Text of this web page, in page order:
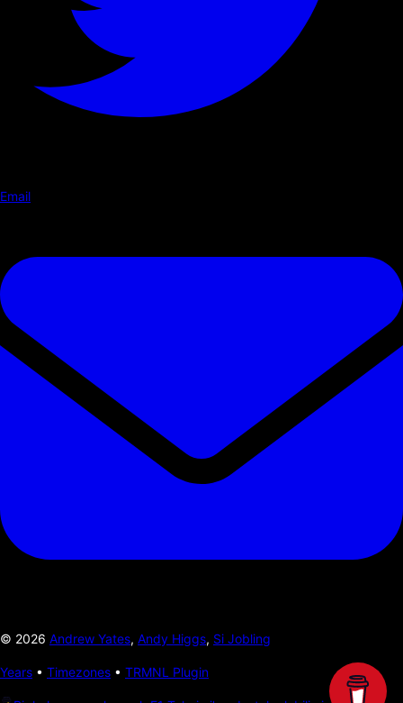
Email
© 2026 Andrew Yates, Andy Higgs, Si Jobling
Years • Timezones • TRMNL Plugin